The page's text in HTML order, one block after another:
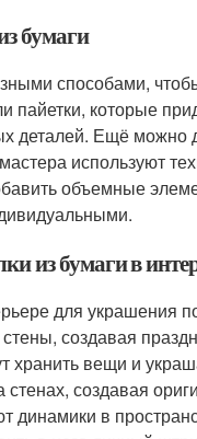
бумаги
способами,
которые
деталей. Ещё можно
используют
объемные
из бумаги в
для
создавая
хранить вещи и
создавая
в